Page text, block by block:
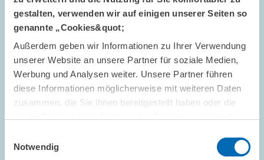
gestalten, verwenden wir auf einigen unserer Seiten so
genannte „Cookies&quot;
Außerdem geben wir Informationen zu Ihrer Verwendung
unserer Website an unsere Partner für soziale Medien,
Werbung und Analysen weiter. Unsere Partner führen
diese Informationen möglicherweise mit weiteren Daten
zusammen, die Sie ihnen bereitgestellt haben oder die
Notwendig
Deutschland langt bei Erbschaftsteuer
stärker zu // ZEW-Studie zeigt: Viele Länder
erheben gar keine Steuer oder sehen
Vergünstigungen vor
UNTERNEHMENSBESTEUERUNG UND ÖFFENTLICH
ERBSCHAFTSTEUER
FAMILIENUNTERNEHMEN